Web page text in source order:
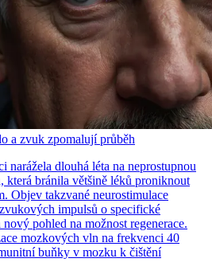
a zvuk zpomalují průběh
narážela dlouhá léta na neprostupnou
která bránila většině léků proniknout
Objev takzvané neurostimulace
impulsů o specifické
pohled na možnost regenerace.
mozkových vln na frekvenci 40
buňky v mozku k čištění